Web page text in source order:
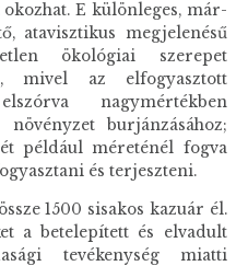
E különleges, már-
atavisztikus megjelenésű
ökológiai szerepet
mivel az elfogyasztott
nagymértékben
burjánzásához;
például méreténél fogva
és terjeszteni.
1500 sisakos kazuár él.
a betelepített és elvadult
tevékenység miatti